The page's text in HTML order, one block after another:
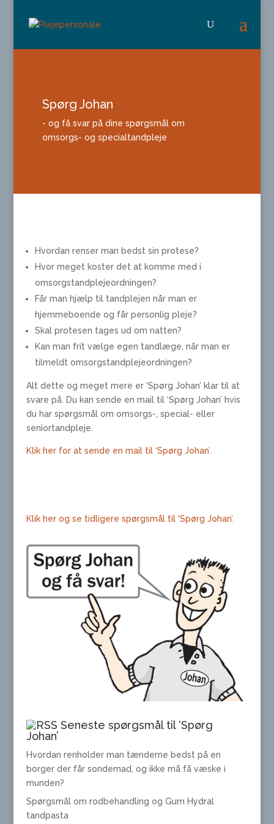
Spørg Johan
- og få svar på dine spørgsmål om
omsorgs- og specialtandpleje
Hvordan renser man bedst sin protese?
Hvor meget koster det at komme med i
omsorgstandplejeordningen?
Får man hjælp til tandplejen når man er
hjemmeboende og får personlig pleje?
Skal protesen tages ud om natten?
Kan man frit vælge egen tandlæge, når man er
tilmeldt omsorgstandplejeordningen?
Alt dette og meget mere er ‘Spørg Johan’ klar til at
svare på. Du kan sende en mail til ‘Spørg Johan’ hvis
du har spørgsmål om omsorgs-, special- eller
seniortandpleje.
Klik her for at sende en mail til ‘Spørg Johan’.
Klik her og se tidligere spørgsmål til ‘Spørg Johan’.
Seneste spørgsmål til ‘Spørg
Johan’
Hvordan renholder man tænderne bedst på en
borger der får sondemad, og ikke må få væske i
munden?
Spørgsmål om rodbehandling og Gum Hydral
tandpasta